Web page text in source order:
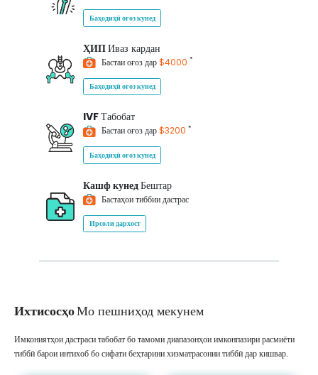
Баҳодиҳӣ оғоз кунед
ҲИПИваз кардан
Бастаи оғоз дар$4000 *
Баҳодиҳӣ оғоз кунед
IVFТабобат
Бастаи оғоз дар$3200 *
Баҳодиҳӣ оғоз кунед
Кашф кунедБештар
Бастаҳои тиббии дастрас
Ирсоли дархост
ИхтисосҳоМо пешниҳод мекунем
Имкониятҳои дастраси табобат бо тамоми диапазонҳои имконпазири расмиёти
тиббӣ барои интихоб бо сифати беҳтарини хизматрасонии тиббӣ дар кишвар.